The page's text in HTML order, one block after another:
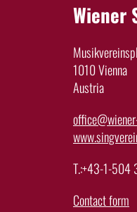
Wiener
1010 Vienna
Austria
T.:+43-1-504
Contact form